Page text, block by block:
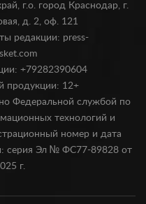
г.о. город Краснодар, г.
д. 2, оф. 121
редакции: press-
+79282390604
продукции: 12+
Федеральной службой по
технологий и
номер и дата
серия Эл № ФС77-89828 от
г.